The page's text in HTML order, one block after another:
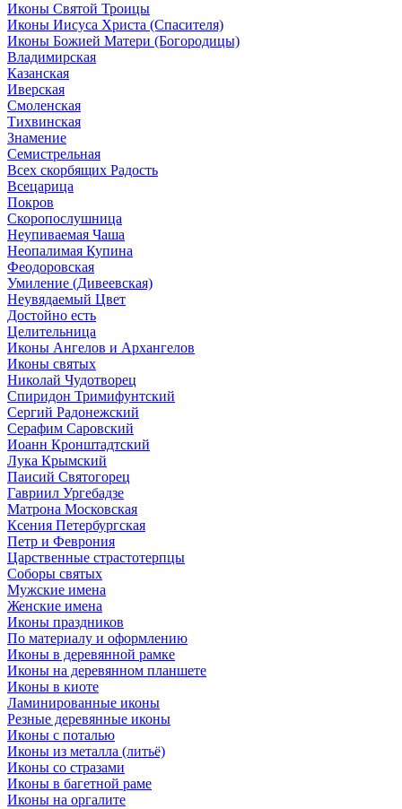
Иконы Святой Троицы
Иконы Иисуса Христа (Спасителя)
Иконы Божией Матери (Богородицы)
Владимирская
Казанская
Иверская
Смоленская
Тихвинская
Знамение
Семистрельная
Всех скорбящих Радость
Всецарица
Покров
Скоропослушница
Неупиваемая Чаша
Неопалимая Купина
Феодоровская
Умиление (Дивеевская)
Неувядаемый Цвет
Достойно есть
Целительница
Иконы Ангелов и Архангелов
Иконы святых
Николай Чудотворец
Спиридон Тримифунтский
Сергий Радонежский
Серафим Саровский
Иоанн Кронштадтский
Лука Крымский
Паисий Святогорец
Гавриил Ургебадзе
Матрона Московская
Ксения Петербургская
Петр и Феврония
Царственные страстотерпцы
Соборы святых
Мужские имена
Женские имена
Иконы праздников
По материалу и оформлению
Иконы в деревянной рамке
Иконы на деревянном планшете
Иконы в киоте
Ламинированные иконы
Резные деревянные иконы
Иконы с поталью
Иконы из металла (литьё)
Иконы со стразами
Иконы в багетной раме
Иконы на оргалите